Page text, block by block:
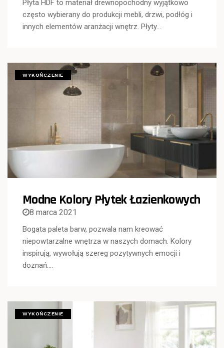
Płyta HDF to materiał drewnopochodny wyjątkowo
często wybierany do produkcji mebli, drzwi, podłóg i
innych elementów aranżacji wnętrz. Płyty…
WYKOŃCZENIE
Modne Kolory Płytek Łazienkowych
8 marca 2021
Bogata paleta barw, pozwala nam kreować
niepowtarzalne wnętrza w naszych domach. Kolory
inspirują, wywołują szereg pozytywnych emocji i
doznań….
WYKOŃCZENIE